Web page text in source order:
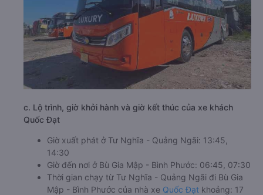
c. Lộ trình, giờ khởi hành và giờ kết thúc của xe khách
Quốc Đạt
Giờ xuất phát ở Tư Nghĩa - Quảng Ngãi: 13:45,
14:30
Giờ đến nơi ở Bù Gia Mập - Bình Phước: 06:45, 07:30
Thời gian chạy từ Tư Nghĩa - Quảng Ngãi đi Bù Gia
Mập - Bình Phước của nhà xe Quốc Đạt khoảng: 17